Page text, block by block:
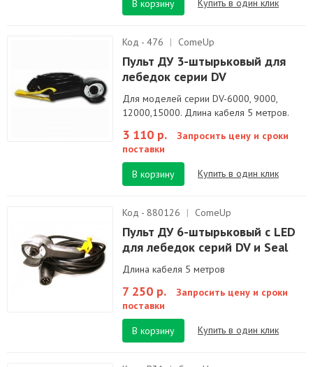
В корзину
Код - 476 | ComeUp
Пульт ДУ 3-штырьковый для
лебедок серии DV
Для моделей серии DV-6000, 9000,
12000,15000. Длина кабеля 5 метров.
3 110 р.
Запросить цену и сроки
поставки
В корзину
Купить в один клик
Код - 880126 | ComeUp
Пульт ДУ 6-штырьковый c LED
для лебедок серий DV и Seal
Длина кабеля 5 метров
7 250 р.
Запросить цену и сроки
поставки
В корзину
Купить в один клик